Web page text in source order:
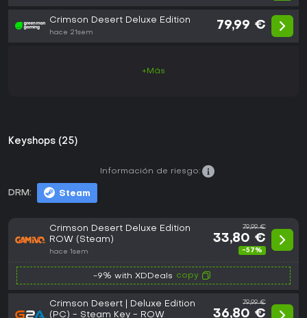
Crimson Desert Deluxe Edition
hace 21sem
79,99 €
+Más
Keyshops (25)
DRM: Steam
Información de riesgo:
Crimson Desert Deluxe Edition
ROW (Steam)
hace 1sem
79,99 €
33,80 €
-57%
-9% with XDDeals copy
Crimson Desert | Deluxe Edition
(PC) - Steam Key - ROW
79,99 €
36,80 €